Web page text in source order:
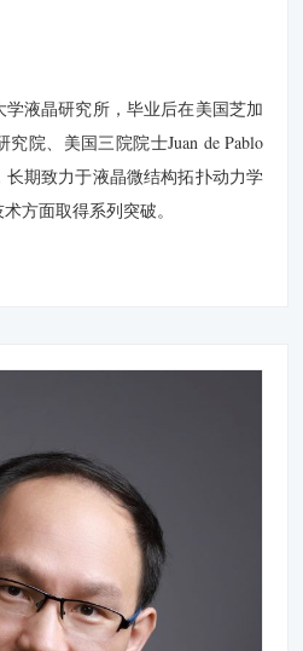
液晶研究所，毕业后在美国芝加
院、美国三院院士Juan de Pablo
期致力于液晶微结构拓扑动力学
方面取得系列突破。